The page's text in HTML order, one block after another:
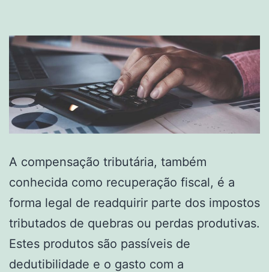
A compensação tributária, também
conhecida como recuperação fiscal, é a
forma legal de readquirir parte dos impostos
tributados de quebras ou perdas produtivas.
Estes produtos são passíveis de
dedutibilidade e o gasto com a